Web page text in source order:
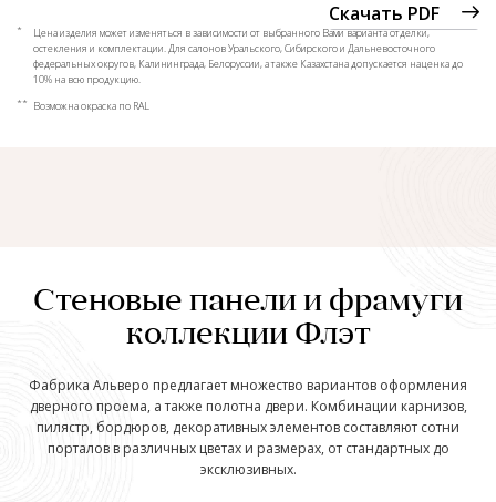
Скачать PDF
*
Цена изделия может изменяться в зависимости от выбранного Вами варианта отделки,
остекления и комплектации. Для салонов Уральского, Сибирского и Дальневосточного
федеральных округов, Калининграда, Белоруссии, а также Казахстана допускается наценка до
10% на всю продукцию.
** Возможна окраска по RAL
Стеновые панели и фрамуги
коллекции Флэт
Фабрика Альверо предлагает множество вариантов оформления
дверного проема, а также полотна двери. Комбинации карнизов,
пилястр, бордюров, декоративных элементов составляют сотни
порталов в различных цветах и размерах, от стандартных до
эксклюзивных.